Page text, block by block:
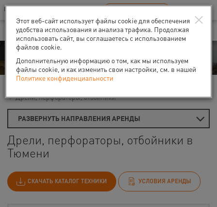
Ваш город:Тюмень
В Вашем регионе нет наших офисов RU EN
Аренда
Дрели, перфораторы, отбойники
РАЗВЕРНУТЬ НАПРАВЛЕНИЯ АРЕНДЫ
Дрели, перфораторы, отбойники в
Тюмени
СКАЧАТЬ КАТАЛОГ ТЕХНИКИ УСЛОВИЯ АРЕНДЫ
×
Этот веб-сайт использует файлы cookie для обеспечения
удобства использования и анализа трафика. Продолжая
использовать сайт, вы соглашаетесь с использованием
файлов cookie.
Дополнительную информацию о том, как мы используем
файлы cookie, и как изменить свои настройки, см. в нашей
Политике конфиденциальности